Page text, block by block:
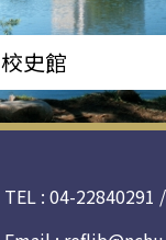
校史館
TEL : 04-22840291